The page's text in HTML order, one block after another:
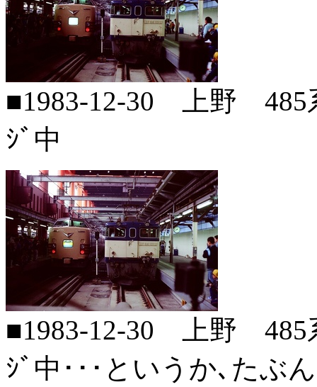
■1983-12-30 上野 485
ｼﾞ中
■1983-12-30 上野 485
ｼﾞ中･･･というか､たぶ